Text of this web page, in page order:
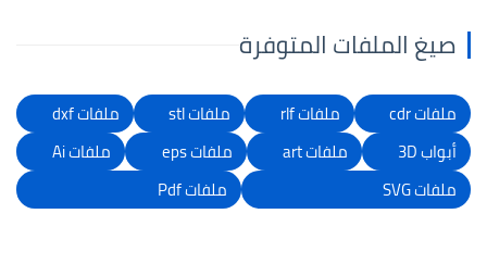
صيغ الملفات المتوفرة
ملفات cdr ملفات rlf ملفات stl
ملفات dxf
أبواب 3D
ملفات art ملفات eps
ملفات Ai
ملفات SVG
ملفات Pdf